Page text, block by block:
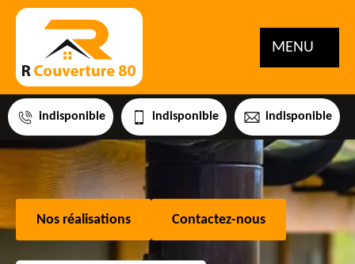
MENU
indisponible indisponible indisponible
Nos réalisations Contactez-nous